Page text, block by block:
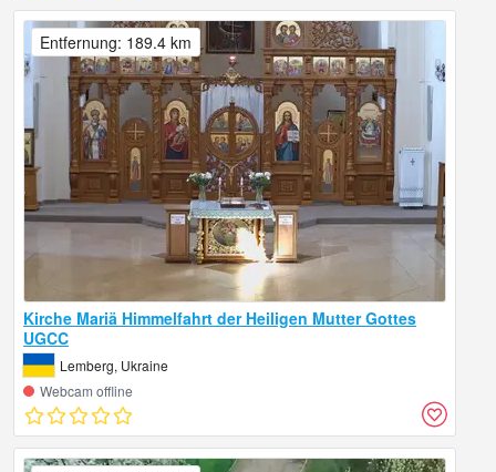
Kirche Mariä Himmelfahrt der Heiligen Mutter Gottes
UGCC
Lemberg, Ukraine
Webcam offline
Entfernung: 189.4 km